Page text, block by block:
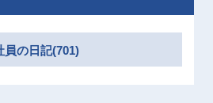
員の日記(701)